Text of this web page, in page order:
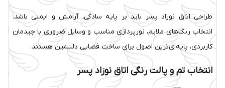
طراحی اتاق نوزاد پسر باید بر پایه سادگی، آرامش و ایمنی باشد.
انتخاب رنگ‌های ملایم، نورپردازی مناسب و وسایل ضروری با چیدمان
کاربردی، پایه‌ای‌ترین اصول برای ساخت فضایی دلنشین هستند.
انتخاب تم و پالت رنگی اتاق نوزاد پسر